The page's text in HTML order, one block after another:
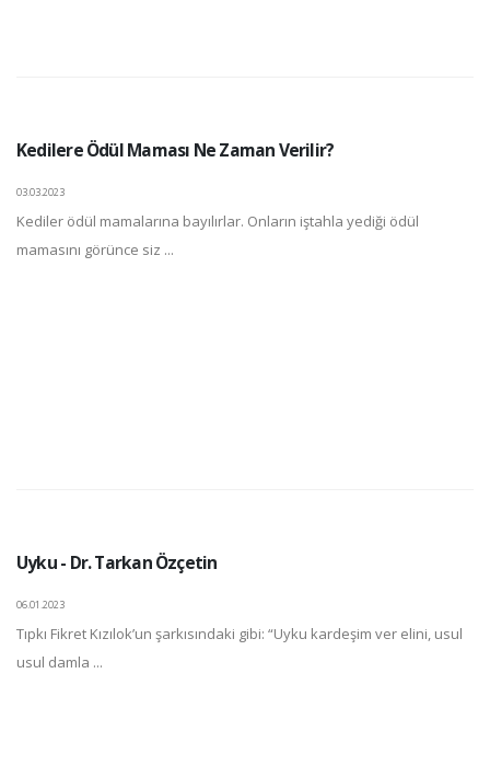
Kedilere Ödül Maması Ne Zaman Verilir?
03.03.2023
Kediler ödül mamalarına bayılırlar. Onların iştahla yediği ödül
mamasını görünce siz ...
Uyku - Dr. Tarkan Özçetin
06.01.2023
Tıpkı Fikret Kızılok’un şarkısındaki gibi: “Uyku kardeşim ver elini, usul
usul damla ...